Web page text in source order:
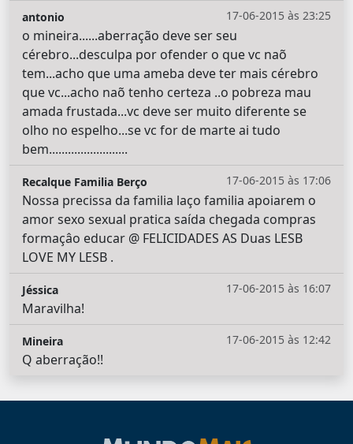
17-06-2015 às 23:25
antonio
o mineira......aberração deve ser seu
cérebro...desculpa por ofender o que vc naõ
tem...acho que uma ameba deve ter mais cérebro
que vc...acho naõ tenho certeza ..o pobreza mau
amada frustada...vc deve ser muito diferente se
olho no espelho...se vc for de marte ai tudo
bem.........................
17-06-2015 às 17:06
Recalque Familia Berço
Nossa precissa da familia laço familia apoiarem o
amor sexo sexual pratica saída chegada compras
formaçâo educar @ FELICIDADES AS Duas LESB
LOVE MY LESB .
17-06-2015 às 16:07
Jéssica
Maravilha!
17-06-2015 às 12:42
Mineira
Q aberração!!